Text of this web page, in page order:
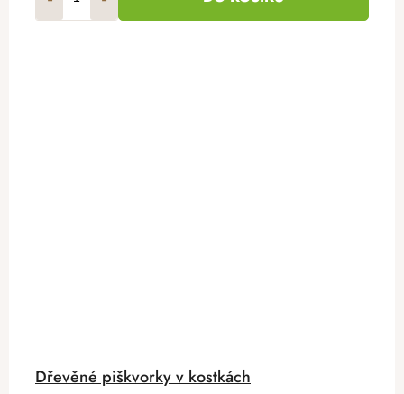
Dřevěné piškvorky v kostkách